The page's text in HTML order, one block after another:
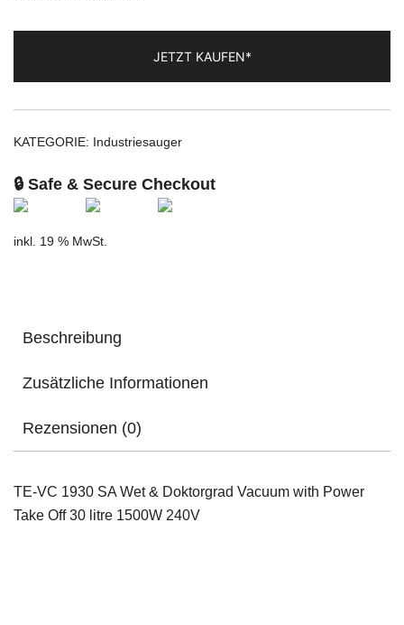
JETZT KAUFEN*
KATEGORIE: Industriesauger
🔒 Safe & Secure Checkout
inkl. 19 % MwSt.
Beschreibung
Zusätzliche Informationen
Rezensionen (0)
TE-VC 1930 SA Wet & Doktorgrad Vacuum with Power
Take Off 30 litre 1500W 240V